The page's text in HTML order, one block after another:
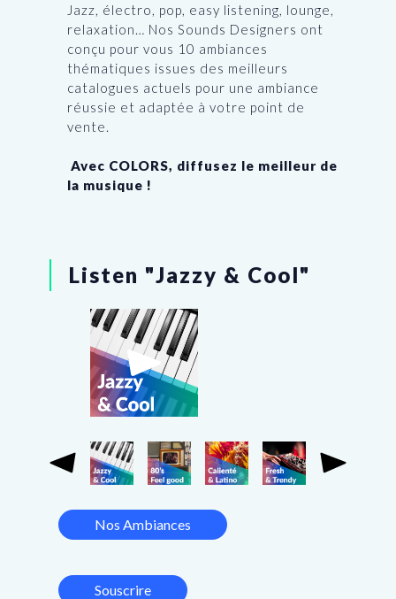
Jazz, électro, pop, easy listening, lounge,
relaxation… Nos Sounds Designers ont
conçu pour vous 10 ambiances
thématiques issues des meilleurs
catalogues actuels pour une ambiance
réussie et adaptée à votre point de
vente.
Avec COLORS, diffusez le meilleur de
la musique !
Listen "Jazzy & Cool"
Nos Ambiances
Souscrire